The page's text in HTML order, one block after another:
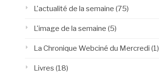
L'actualité de la semaine (75)
L'image de la semaine (5)
La Chronique Webciné du Mercredi (1)
Livres (18)